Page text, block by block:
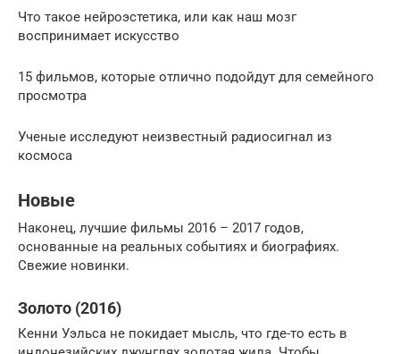
Что такое нейроэстетика, или как наш мозг
воспринимает искусство
15 фильмов, которые отлично подойдут для семейного
просмотра
Ученые исследуют неизвестный радиосигнал из
космоса
Новые
Наконец, лучшие фильмы 2016 – 2017 годов,
основанные на реальных событиях и биографиях.
Свежие новинки.
Золото (2016)
Кенни Уэльса не покидает мысль, что где-то есть в